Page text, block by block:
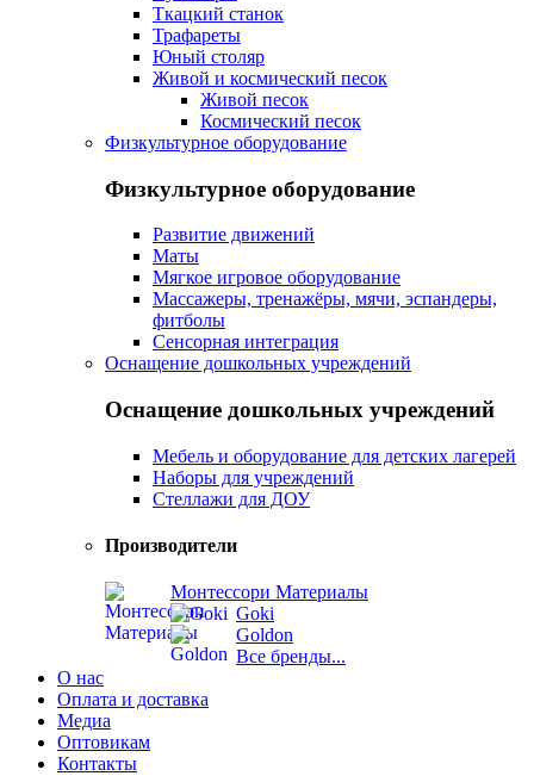
Ткацкий станок
Трафареты
Юный столяр
Живой и космический песок
Живой песок
Космический песок
Физкультурное оборудование
Физкультурное оборудование
Развитие движений
Маты
Мягкое игровое оборудование
Массажеры, тренажёры, мячи, эспандеры,
фитболы
Сенсорная интеграция
Оснащение дошкольных учреждений
Оснащение дошкольных учреждений
Мебель и оборудование для детских лагерей
Наборы для учреждений
Стеллажи для ДОУ
Производители
Монтессори Материалы
Goki
Goldon
Все бренды...
О нас
Оплата и доставка
Медиа
Оптовикам
Контакты